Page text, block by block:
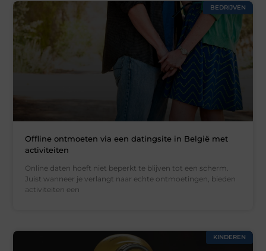
BEDRIJVEN
Offline ontmoeten via een datingsite in België met
activiteiten
Online daten hoeft niet beperkt te blijven tot een scherm.
Juist wanneer je verlangt naar echte ontmoetingen, bieden
activiteiten een
KINDEREN